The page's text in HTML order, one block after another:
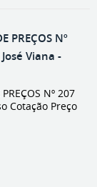
PREÇOS Nº
Viana -
Nº 207
Cotação Preço